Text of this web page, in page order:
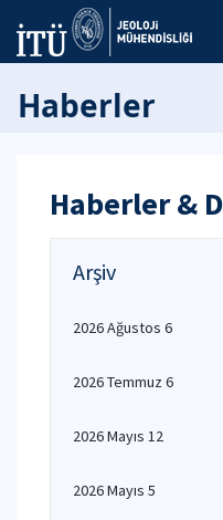
Haberler
Haberler &
Arşiv
2026 Ağustos 6
2026 Temmuz 6
2026 Mayıs 12
2026 Mayıs 5